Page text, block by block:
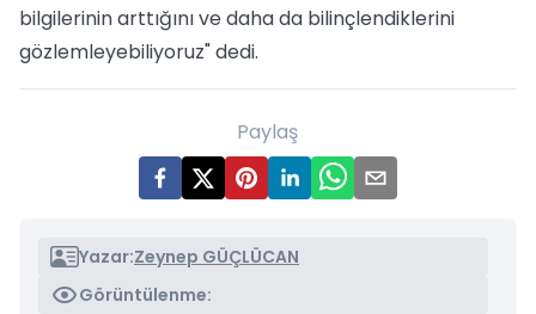
bilgilerinin arttığını ve daha da bilinçlendiklerini
gözlemleyebiliyoruz" dedi.
Paylaş
Yazar:Zeynep GÜÇLÜCAN
Görüntülenme: